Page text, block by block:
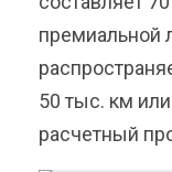
премиальной
50 тыс. км или
расчетный